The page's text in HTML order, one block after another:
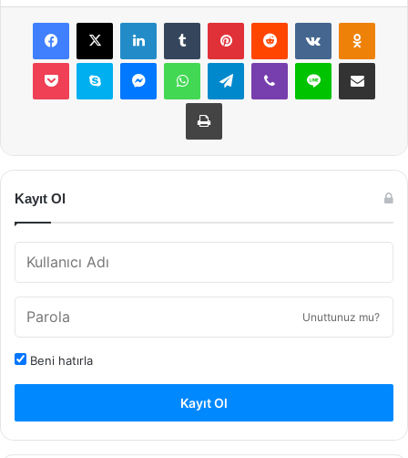
Facebook
X LinkedInTumblr PinterestReddit VKontakte
Pocket Skype MessengerWhatsAppTelegramViber Line E-Posta ile
Yazdır
Kayıt Ol
Unuttunuz mu?
Beni hatırla
Kayıt Ol